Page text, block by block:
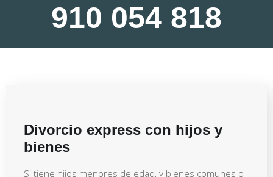
910 054 818
Divorcio express con hijos y
bienes
Si tiene hijos menores de edad, y bienes comunes o